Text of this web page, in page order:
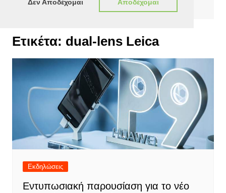
Δεν Αποδέχομαι Αποδέχομαι
dual-lens Leica
Ετικέτα: dual-lens Leica
Εκδηλώσεις
Εντυπωσιακή παρουσίαση για το νέο